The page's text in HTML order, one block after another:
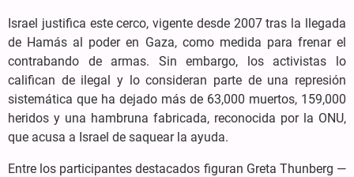
Israel justifica este cerco, vigente desde 2007 tras la llegada
de Hamás al poder en Gaza, como medida para frenar el
contrabando de armas. Sin embargo, los activistas lo
califican de ilegal y lo consideran parte de una represión
sistemática que ha dejado más de 63,000 muertos, 159,000
heridos y una hambruna fabricada, reconocida por la ONU,
que acusa a Israel de saquear la ayuda.
Entre los participantes destacados figuran Greta Thunberg —